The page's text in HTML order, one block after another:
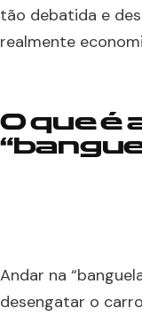
tão debatida e
realmente
O que é
Andar na
desengatar o